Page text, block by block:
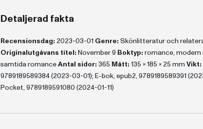
Detaljerad fakta
Recensionsdag: 2023-03-01 Genre: Skönlitteratur och
Originalutgåvans titel: November 9 Boktyp: romance,
samtida romanceAntal sidor: 365 Mått: 135 x 185 x 25 mm Vikt:
9789189589384 (2023-03-01); E-bok, epub2, 9789189589391
Pocket, 9789189591080 (2024-01-11)